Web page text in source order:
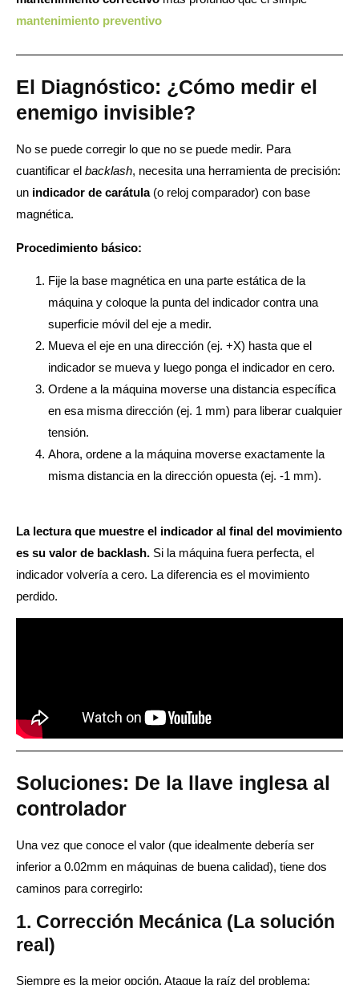
mantenimiento preventivo
El Diagnóstico: ¿Cómo medir el
enemigo invisible?
No se puede corregir lo que no se puede medir. Para
cuantificar el backlash, necesita una herramienta de precisión:
un indicador de carátula(o reloj comparador) con base
magnética.
Procedimiento básico:
Fije la base magnética en una parte estática de la
máquina y coloque la punta del indicador contra una
superficie móvil del eje a medir.
Mueva el eje en una dirección (ej. +X) hasta que el
indicador se mueva y luego ponga el indicador en cero.
Ordene a la máquina moverse una distancia específica
en esa misma dirección (ej. 1 mm) para liberar cualquier
tensión.
Ahora, ordene a la máquina moverse exactamente la
misma distancia en la dirección opuesta (ej. -1 mm).
La lectura que muestre el indicador al final del movimiento
es su valor de backlash. Si la máquina fuera perfecta, el
indicador volvería a cero. La diferencia es el movimiento
perdido.
Soluciones: De la llave inglesa al
controlador
Una vez que conoce el valor (que idealmente debería ser
inferior a 0.02mm en máquinas de buena calidad), tiene dos
caminos para corregirlo:
1. Corrección Mecánica (La solución
real)
Siempre es la mejor opción. Ataque la raíz del problema: